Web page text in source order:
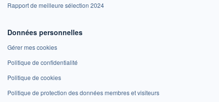
Rapport de meilleure sélection 2024
Données personnelles
Gérer mes cookies
Politique de confidentialité
Politique de cookies
Politique de protection des données membres et visiteurs